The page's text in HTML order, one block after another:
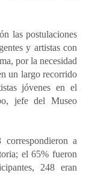
las postulaciones
y artistas con
por la necesidad
un largo recorrido
jóvenes en el
jefe del Museo
a
el 65% fueron
248 eran